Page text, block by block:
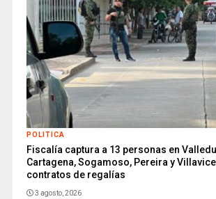
POLITICA
Fiscalía captura a 13 personas en
Cartagena, Sogamoso, Pereira y
contratos de regalías
3 agosto, 2026